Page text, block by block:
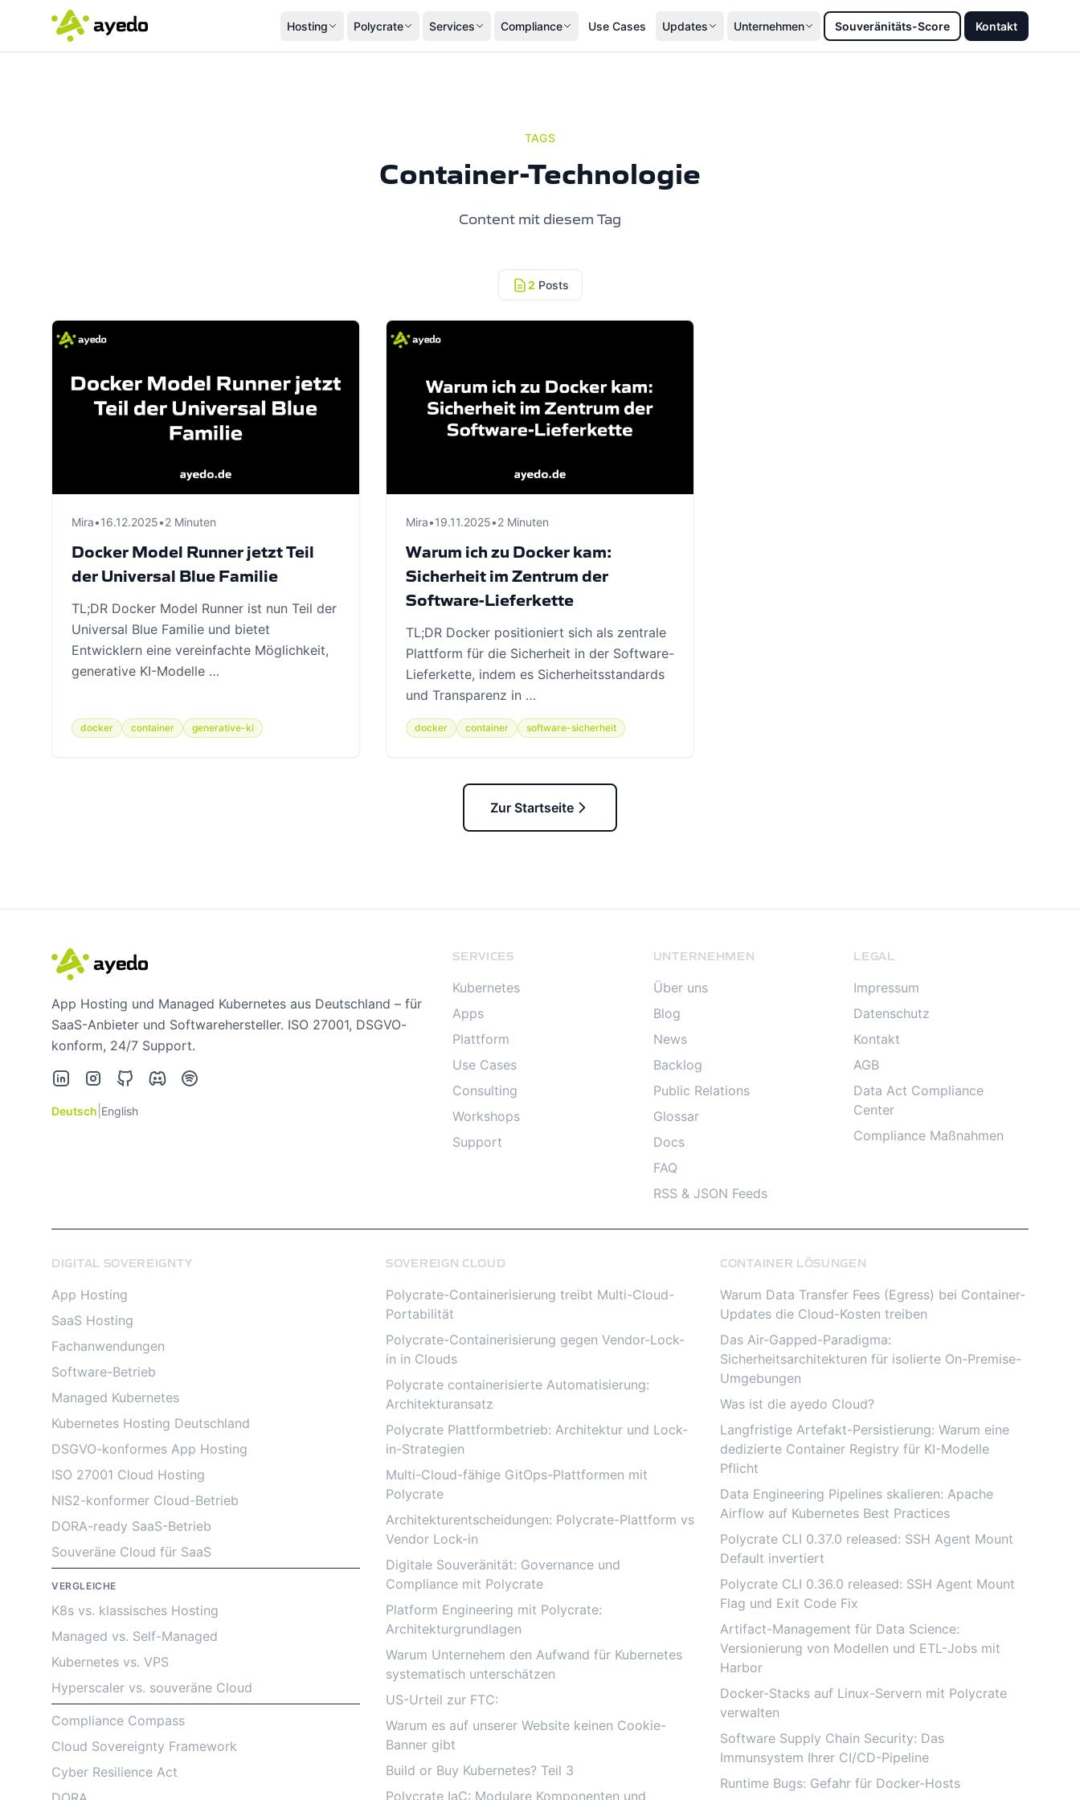
Hosting Polycrate Services Compliance Use Cases Updates Unternehmen Souveränitäts-Score Kontakt
TAGS
Container-Technologie
Content mit diesem Tag
2 Posts
Mira•16.12.2025•2 Minuten
Docker Model Runner jetzt Teil
der Universal Blue Familie
TL;DR Docker Model Runner ist nun Teil der
Universal Blue Familie und bietet
Entwicklern eine vereinfachte Möglichkeit,
generative KI-Modelle …
docker container generative-ki
Mira•19.11.2025•2 Minuten
Warum ich zu Docker kam:
Sicherheit im Zentrum der
Software-Lieferkette
TL;DR Docker positioniert sich als zentrale
Plattform für die Sicherheit in der Software-
Lieferkette, indem es Sicherheitsstandards
und Transparenz in …
docker container software-sicherheit
Zur Startseite
App Hosting und Managed Kubernetes aus Deutschland – für
SaaS-Anbieter und Softwarehersteller. ISO 27001, DSGVO-
konform, 24/7 Support.
LinkedInInstagramGitHubDiscordSpotify
Deutsch English
SERVICES
Kubernetes
Apps
Plattform
Use Cases
Consulting
Workshops
Support
UNTERNEHMEN
Über uns
Blog
News
Backlog
Public Relations
Glossar
Docs
FAQ
RSS & JSON Feeds
LEGAL
Impressum
Datenschutz
Kontakt
AGB
Data Act Compliance
Center
Compliance Maßnahmen
DIGITAL SOVEREIGNTY
App Hosting
SaaS Hosting
Fachanwendungen
Software-Betrieb
Managed Kubernetes
Kubernetes Hosting Deutschland
DSGVO-konformes App Hosting
ISO 27001 Cloud Hosting
NIS2-konformer Cloud-Betrieb
DORA-ready SaaS-Betrieb
Souveräne Cloud für SaaS
VERGLEICHE
K8s vs. klassisches Hosting
Managed vs. Self-Managed
Kubernetes vs. VPS
Hyperscaler vs. souveräne Cloud
Compliance Compass
Cloud Sovereignty Framework
Cyber Resilience Act
SOVEREIGN CLOUD
Polycrate-Containerisierung treibt Multi-Cloud-
Portabilität
Polycrate-Containerisierung gegen Vendor-Lock-
in in Clouds
Polycrate containerisierte Automatisierung:
Architekturansatz
Polycrate Plattformbetrieb: Architektur und Lock-
in-Strategien
Multi-Cloud-fähige GitOps-Plattformen mit
Polycrate
Architekturentscheidungen: Polycrate-Plattform vs
Vendor Lock-in
Digitale Souveränität: Governance und
Compliance mit Polycrate
Platform Engineering mit Polycrate:
Architekturgrundlagen
Warum Unternehem den Aufwand für Kubernetes
systematisch unterschätzen
US-Urteil zur FTC:
Warum es auf unserer Website keinen Cookie-
Banner gibt
Build or Buy Kubernetes? Teil 3
Polycrate IaC: Modulare Komponenten und
CONTAINER LÖSUNGEN
Warum Data Transfer Fees (Egress) bei Container-
Updates die Cloud-Kosten treiben
Das Air-Gapped-Paradigma:
Sicherheitsarchitekturen für isolierte On-Premise-
Umgebungen
Was ist die ayedo Cloud?
Langfristige Artefakt-Persistierung: Warum eine
dedizierte Container Registry für KI-Modelle
Pflicht
Data Engineering Pipelines skalieren: Apache
Airflow auf Kubernetes Best Practices
Polycrate CLI 0.37.0 released: SSH Agent Mount
Default invertiert
Polycrate CLI 0.36.0 released: SSH Agent Mount
Flag und Exit Code Fix
Artifact-Management für Data Science:
Versionierung von Modellen und ETL-Jobs mit
Harbor
Docker-Stacks auf Linux-Servern mit Polycrate
verwalten
Software Supply Chain Security: Das
Immunsystem Ihrer CI/CD-Pipeline
Runtime Bugs: Gefahr für Docker-Hosts